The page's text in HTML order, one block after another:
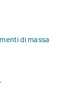
di massa